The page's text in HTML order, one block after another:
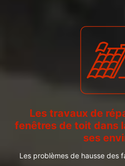
Les travaux de
fenêtres de toit dans
ses
Les problèmes de hausse des